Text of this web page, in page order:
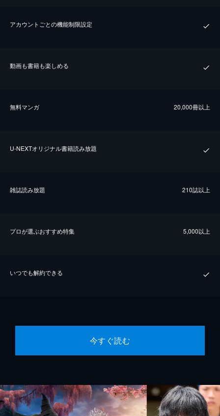
アカウントごとの機能制限設定
動画も書籍も楽しめる
無料マンガ 20,000冊以上
U-NEXTオリジナル書籍読み放題
雑誌読み放題 210誌以上
プロが選ぶおすすめ特集 5,000以上
いつでも解約できる
今すぐ読む